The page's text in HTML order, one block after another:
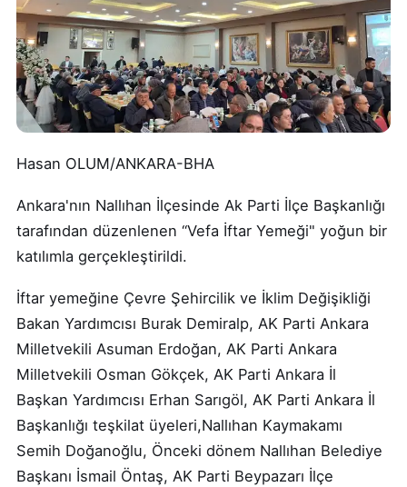
Hasan OLUM/ANKARA-BHA
Ankara'nın Nallıhan İlçesinde Ak Parti İlçe Başkanlığı
tarafından düzenlenen “Vefa İftar Yemeği" yoğun bir
katılımla gerçekleştirildi.
İftar yemeğine Çevre Şehircilik ve İklim Değişikliği
Bakan Yardımcısı Burak Demiralp, AK Parti Ankara
Milletvekili Asuman Erdoğan, AK Parti Ankara
Milletvekili Osman Gökçek, AK Parti Ankara İl
Başkan Yardımcısı Erhan Sarıgöl, AK Parti Ankara İl
Başkanlığı teşkilat üyeleri,Nallıhan Kaymakamı
Semih Doğanoğlu, Önceki dönem Nallıhan Belediye
Başkanı İsmail Öntaş, AK Parti Beypazarı İlçe